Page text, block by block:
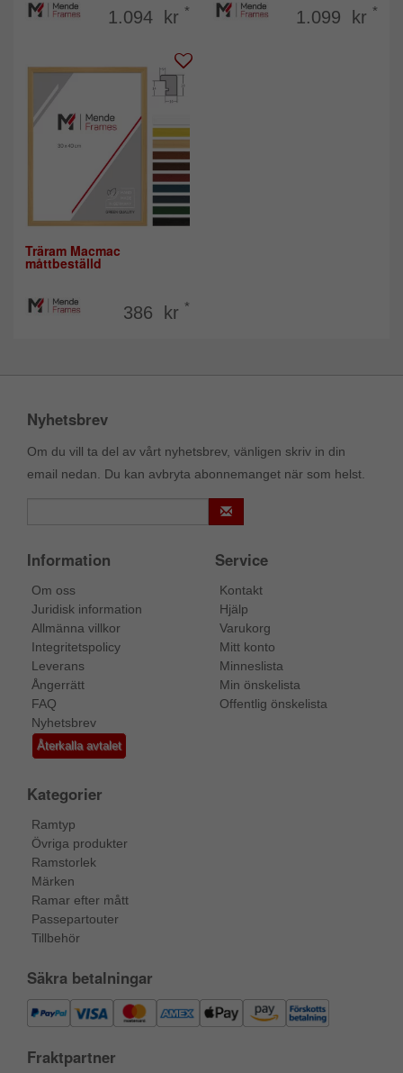
1.094 kr * 1.099 kr *
Träram Macmac
måttbeställd
386 kr *
Nyhetsbrev
Om du vill ta del av vårt nyhetsbrev, vänligen skriv in din
email nedan. Du kan avbryta abonnemanget när som helst.
Information
Om oss
Juridisk information
Allmänna villkor
Integritetspolicy
Leverans
Ångerrätt
FAQ
Nyhetsbrev
Återkalla avtalet
Service
Kontakt
Hjälp
Varukorg
Mitt konto
Minneslista
Min önskelista
Offentlig önskelista
Kategorier
Ramtyp
Övriga produkter
Ramstorlek
Märken
Ramar efter mått
Passepartouter
Tillbehör
Säkra betalningar
Fraktpartner